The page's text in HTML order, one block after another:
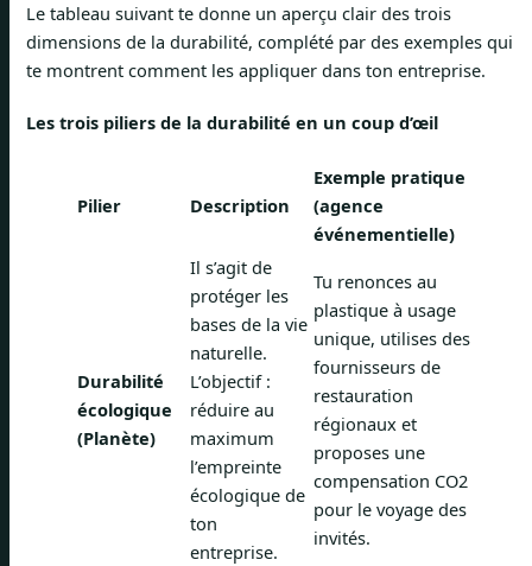
Le tableau suivant te donne un aperçu clair des trois
dimensions de la durabilité, complété par des exemples qui
te montrent comment les appliquer dans ton entreprise.
Les trois piliers de la durabilité en un coup d’œil
Pilier Description
Exemple pratique
(agence
événementielle)
Durabilité
écologique
(Planète)
Il s’agit de
protéger les
bases de la vie
naturelle.
L’objectif :
réduire au
maximum
l’empreinte
écologique de
ton
entreprise.
Tu renonces au
plastique à usage
unique, utilises des
fournisseurs de
restauration
régionaux et
proposes une
compensation CO2
pour le voyage des
invités.